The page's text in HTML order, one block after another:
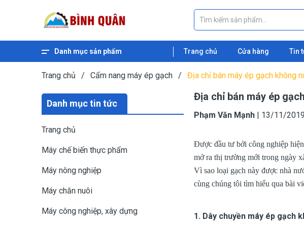
Danh mục sản phẩm Trang chủ Cửa hàng Tin
Trang chủ / Cẩm nang máy ép gạch / Địa chỉ bán máy ép gạch không
Danh mục tin tức
Trang chủ
Máy chế biến thực phẩm
Máy nông nghiệp
Máy chăn nuôi
Máy công nghiệp, xây dựng
Địa chỉ bán máy ép
Phạm Văn Mạnh | 13/11/2019
Được đầu tư bởi công nghiệp
mở ra thị trường mới trong ngày
Vì sao loại gạch này được nhà
cùng chúng tôi tìm hiểu qua bài
1. Dây chuyền máy ép gạch